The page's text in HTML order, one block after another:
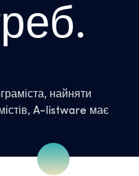
найняти
A-listware має